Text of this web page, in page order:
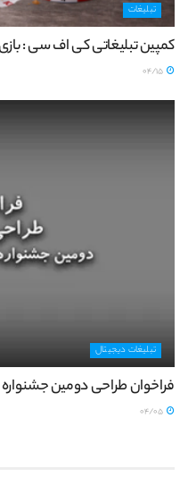
تبلیغات
کمپین تبلیغاتی کی اف سی :
تبلیغات دیجیتال
فراخوان طراحی دومین جشنواره